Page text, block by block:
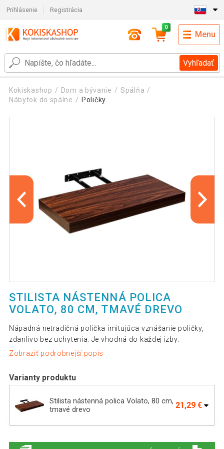
Prihlásenie Registrácia
Vyhľadať
0
Menu
Kokiskashop Dom a bývanie
Spálňa
Nábytok do spálne
Poličky
STILISTA NÁSTENNÁ POLICA
VOLATO, 80 CM, TMAVÉ DREVO
Nápadná netradičná polička imitujúca vznášanie poličky,
zdanlivo bez uchytenia. Je vhodná do každej izby.
Zobraziť podrobnejší popis
Varianty produktu
Stilista nástenná polica Volato, 80 cm,
tmavé drevo
21,29 €
tmavé drevo